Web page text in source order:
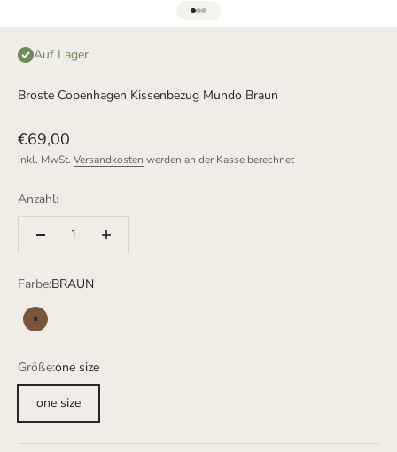
Auf Lager
Broste Copenhagen Kissenbezug Mundo Braun
Angebot
€69,00
inkl. MwSt. Versandkosten werden an der Kasse berechnet
Anzahl:
Farbe:BRAUN
BRAUN
Größe:one size
one size